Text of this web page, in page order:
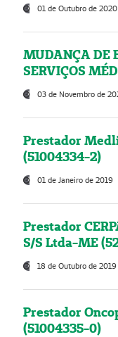
01 de Outubro de 2020
MUDANÇA DE
SERVIÇOS
03 de Novembro de
Prestador
(51004334-2)
01 de Janeiro de 2019
Prestador
S/S Ltda-ME
18 de Outubro de 2019
Prestador
(51004335-0)